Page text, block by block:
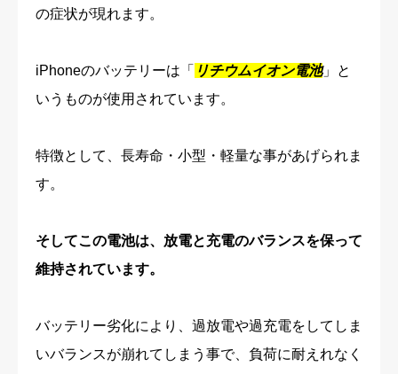
の症状が現れます。
iPhoneのバッテリーは「 リチウムイオン電池」と
いうものが使用されています。
特徴として、長寿命・小型・軽量な事があげられま
す。
そしてこの電池は、放電と充電のバランスを保って
維持されています。
バッテリー劣化により、過放電や過充電をしてしま
いバランスが崩れてしまう事で、負荷に耐えれなく